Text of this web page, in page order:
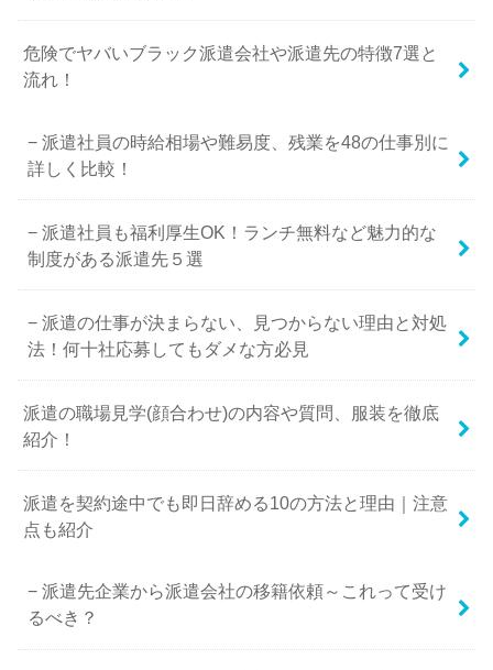
危険でヤバいブラック派遣会社や派遣先の特徴7選と
流れ！
派遣社員の時給相場や難易度、残業を48の仕事別に
詳しく比較！
派遣社員も福利厚生OK！ランチ無料など魅力的な
制度がある派遣先５選
派遣の仕事が決まらない、見つからない理由と対処
法！何十社応募してもダメな方必見
派遣の職場見学(顔合わせ)の内容や質問、服装を徹底
紹介！
派遣を契約途中でも即日辞める10の方法と理由｜注意
点も紹介
派遣先企業から派遣会社の移籍依頼～これって受け
るべき？